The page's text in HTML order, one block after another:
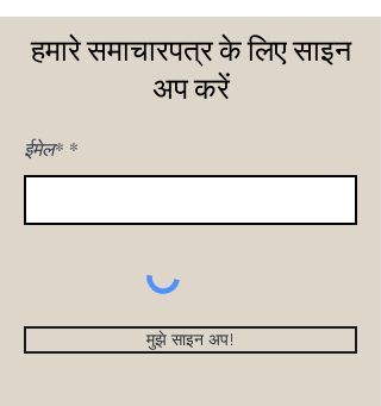
हमारे समाचारपत्र के लिए साइन
अप करें
ईमेल*
मुझे साइन अप!